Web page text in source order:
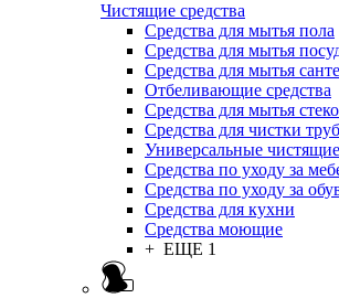
Чистящие средства
Средства для мытья пола
Средства для мытья
Средства для мытья
Отбеливающие средства
Средства для мытья
Средства для чистки труб
Универсальные чистящие
Средства по уходу за
Средства по уходу за
Средства для кухни
Средства моющие
+ ЕЩЕ 1